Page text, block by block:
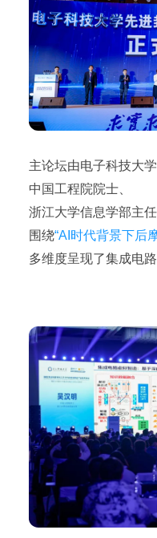
主论坛由电子科技大
中国工程院院士、
浙江大学信息学部主
围绕“AI时代背景下后
多维度呈现了集成电